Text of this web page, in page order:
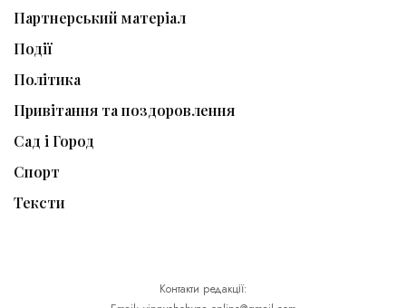
Партнерський матеріал
Події
Політика
Привітання та поздоровлення
Сад і Город
Спорт
Тексти
Контакти редакції: